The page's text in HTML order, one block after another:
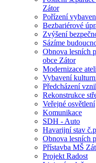
Zátor
Pořízení
Bezbariérové
Zvýšení
Sázíme
Obnova lesních
obce Zátor
Modernizace
Vybavení
Předcházení
Rekonstrukce
Veřejné osvětlení
Komunikace
SDH - Auto
Havarijní stav
Obnova lesních
Přístavba MŠ
Projekt Radost